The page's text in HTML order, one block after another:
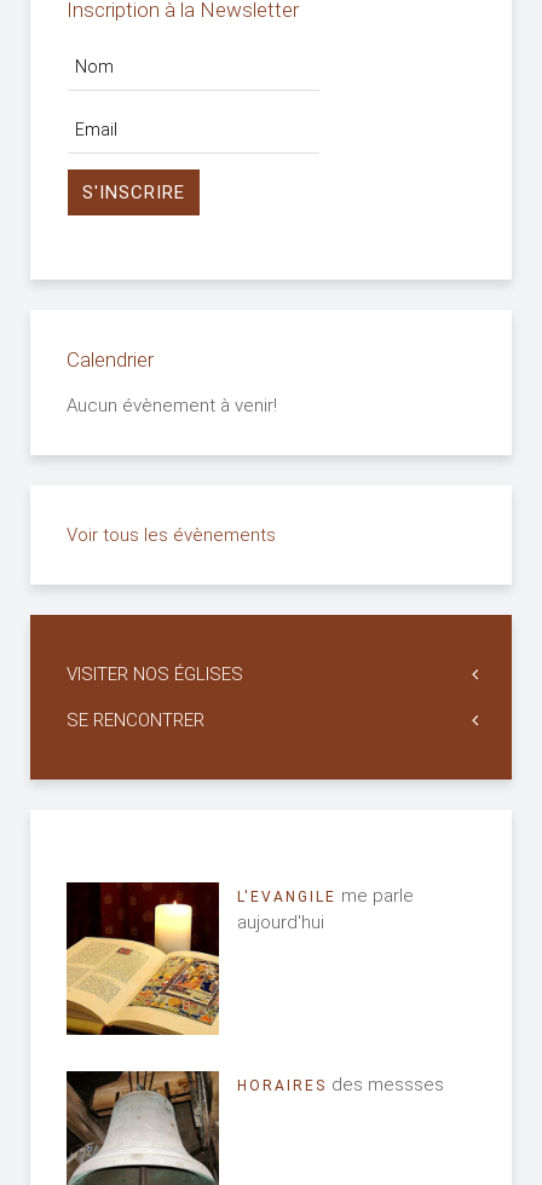
Inscription à la Newsletter
Calendrier
Aucun évènement à venir!
Voir tous les évènements
VISITER NOS ÉGLISES
SE RENCONTRER
L'EVANGILE me parle
aujourd'hui
HORAIRES des messses